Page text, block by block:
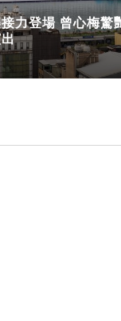
力登場 曾心梅驚